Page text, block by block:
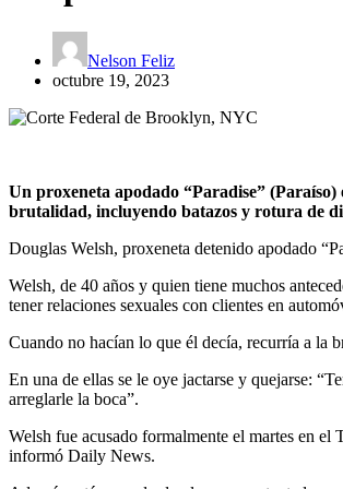
Nelson Feliz
octubre 19, 2023
Un proxeneta apodado “Paradise”
brutalidad, incluyendo batazos y rotura de
Douglas Welsh, proxeneta detenido apodado
Welsh, de 40 años y quien tiene muchos
tener relaciones sexuales con clientes en
Cuando no hacían lo que él decía, recurría a la
En una de ellas se le oye jactarse y quejarse:
arreglarle la boca”.
Welsh fue acusado formalmente el martes en
informó Daily News.